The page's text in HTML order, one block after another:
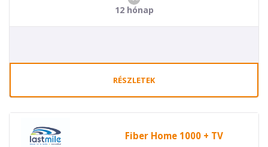
12 hónap
RÉSZLETEK
Fiber Home 1000 + TV